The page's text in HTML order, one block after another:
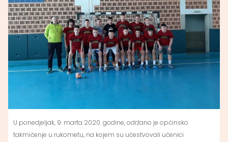
U ponedjeljak, 9. marta 2020. godine, održano je općinsko
takmičenje u rukometu, na kojem su učestvovali učenici